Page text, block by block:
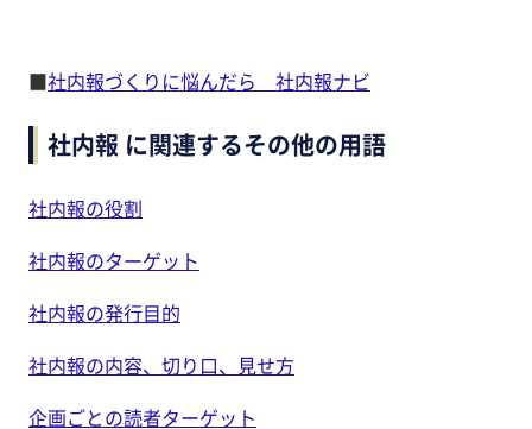
■社内報づくりに悩んだら 社内報ナビ
社内報 に関連するその他の用語
社内報の役割
社内報のターゲット
社内報の発行目的
社内報の内容、切り口、見せ方
企画ごとの読者ターゲット